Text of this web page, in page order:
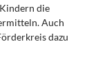
die
Auch
dazu